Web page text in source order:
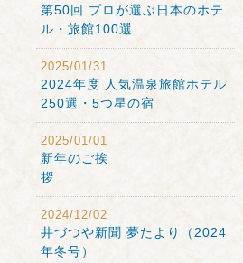
第50回 プロが選ぶ日本のホテ
ル・旅館100選
2025/01/31
2024年度 人気温泉旅館ホテル
250選・5つ星の宿
2025/01/01
新年のご挨
拶
2024/12/02
井づつや新聞 夢たより（2024
年冬号）